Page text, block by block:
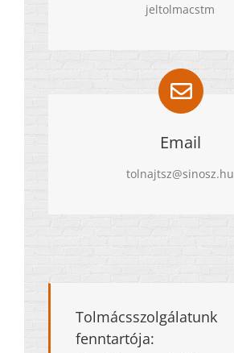
jeltolmacstm
Email
tolnajtsz@sinosz.hu
Tolmácsszolgálatunk
fenntartója: